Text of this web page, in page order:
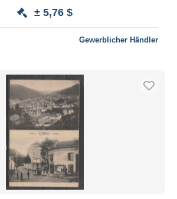
± 5,76 $
Gewerblicher Händler